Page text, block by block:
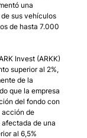
una
sus vehículos
de hasta 7.000
Invest (ARKK)
superior al 2%,
de la
que la empresa
del fondo con
acción de
de una
al 6,5%